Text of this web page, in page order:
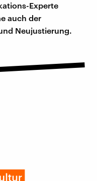
Experte
auch der
Neujustierung.